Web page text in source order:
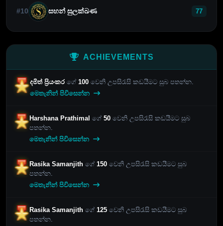
#10 සහන් සුලක්ඛණ 77
ACHIEVEMENTS
දමිත් ප්‍රියංකර ගේ 100 වෙනි උපසිරැසි කඩයීමට සුබ පතන්න.
මෙතැනින් පිවිසෙන්න
Harshana Prathimal ගේ 50වෙනි උපසිරැසි කඩයීමට සුබ
පතන්න.
මෙතැනින් පිවිසෙන්න
Rasika Samanjithගේ150 වෙනි උපසිරැසි කඩයීමට සුබ
පතන්න.
මෙතැනින් පිවිසෙන්න
Rasika Samanjithගේ125 වෙනි උපසිරැසි කඩයීමට සුබ
පතන්න.